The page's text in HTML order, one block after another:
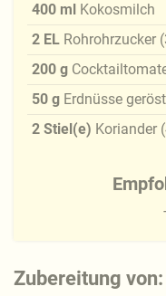
Zubereitung
400 ml Kokosmilch
2 EL Rohrohrzucker (
200 g
50 g Erdnüsse
2 Stiel(e) Koriander (